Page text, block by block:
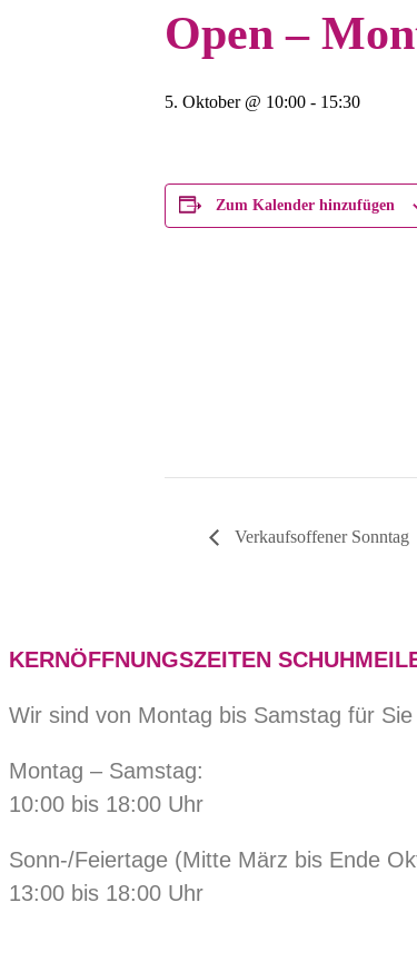
Open –
5. Oktober @ 10:00 - 15:30
Zum Kalender hinzufügen
Verkaufsoffener Sonntag
KERNÖFFNUNGSZEITEN
Wir sind von Montag bis Samstag für Sie
Montag – Samstag:
10:00 bis 18:00 Uhr
Sonn-/Feiertage (Mitte März bis Ende
13:00 bis 18:00 Uhr